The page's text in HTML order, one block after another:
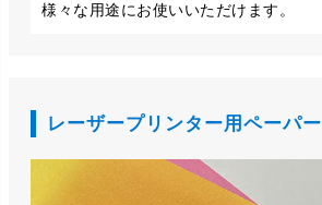
様々な用途にお使いいただけます。
レーザープリンター用ペーパー